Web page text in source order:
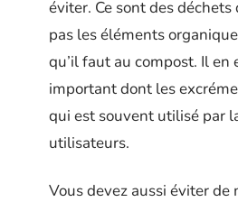
éviter. Ce sont des déchets
pas les éléments
qu’il faut au compost. Il en
important dont les
qui est souvent utilisé par
utilisateurs.
Vous devez aussi éviter de